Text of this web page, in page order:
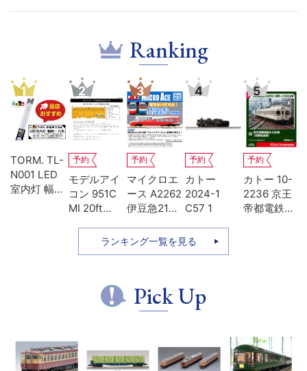
Ranking
クロエ
A2262
予約
カトー
2024-1
C57 1
カトー 10-
2236 京王
帝都電鉄
房改造車 増
6
カトー 10-
2237 京王
帝都電鉄
+5100系 冷
房増備車 7
カトー 10-
2235 京王
帝都電鉄
8
カト
1500
ランキング一覧を見る
Pick Up